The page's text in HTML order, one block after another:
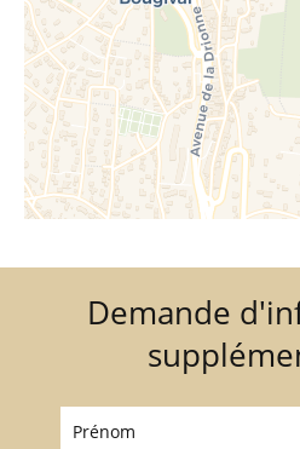
Demande